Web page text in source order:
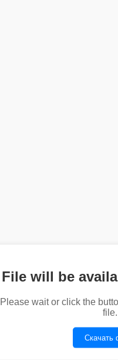
File will be
Please wait or click the
file.
Скачать